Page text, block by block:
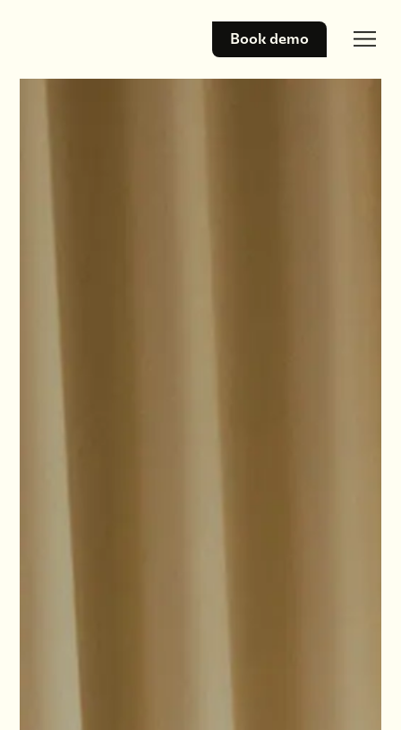
Book demo